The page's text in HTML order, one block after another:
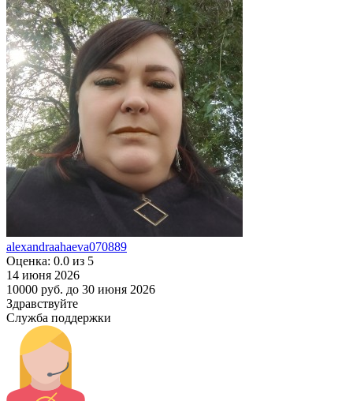
alexandraahaeva070889
Оценка: 0.0 из 5
14 июня 2026
10000 руб. до 30 июня 2026
Здравствуйте
Служба поддержки